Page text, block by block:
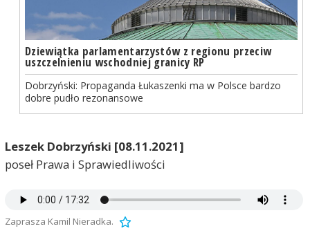
Dziewiątka parlamentarzystów z regionu przeciw
uszczelnieniu wschodniej granicy RP
Dobrzyński: Propaganda Łukaszenki ma w Polsce bardzo
dobre pudło rezonansowe
Leszek Dobrzyński [08.11.2021]
poseł Prawa i Sprawiedliwości
Zaprasza Kamil Nieradka.